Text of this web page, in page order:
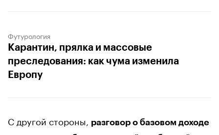
Футурология
Карантин, прялка и массовые
преследования: как чума изменила
Европу
С другой стороны,
разговор о базовом доходе